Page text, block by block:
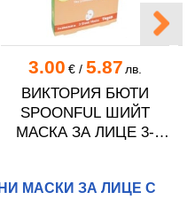
3.00 €/ 5.87 лв.
ВИКТОРИЯ БЮТИ
SPOONFUL ШИЙТ
МАСКА ЗА ЛИЦЕ 3-
МАСКИ ЗА ЛИЦЕ С